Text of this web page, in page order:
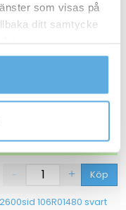
som visas på
ditt samtycke
vi är, hur du
1500sid 106R01465 gul
Köp
106R01480 svart